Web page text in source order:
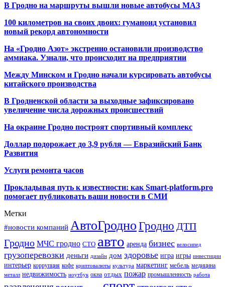
В Гродно на маршруты вышли новые автобусы МАЗ
100 километров на своих двоих: гуманоид установил
новый рекорд автономности
На «Гродно Азот» экстренно остановили производство
аммиака. Узнали, что происходит на предприятии
Между Минском и Гродно начали курсировать автобусы
китайского производства
В Гродненской области за выходные зафиксировано
увеличение числа дорожных происшествий
На окраине Гродно построят спортивный комплекс
Доллар подорожает до 3,9 рубля — Евразийский Банк
Развития
Услуги ремонта часов
Прокладывая путь к известности: как Smart-platform.pro
помогает публиковать ваши новости в СМИ
Метки
#новости компаний АвтоГродноГродно ДТП
Гродно МЧС гродно СТО авто аренда бизнес велосипед
грузоперевозки деньги дизайн дом здоровье игра игры инвестиции
интерьер коррупция кофе криптовалюты культура маркетинг мебель медицина
металл недвижимость ноутбук окна отдых пожар промышленность работа